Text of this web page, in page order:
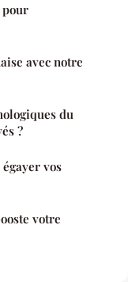
pour
avec notre
du
?
vos
votre